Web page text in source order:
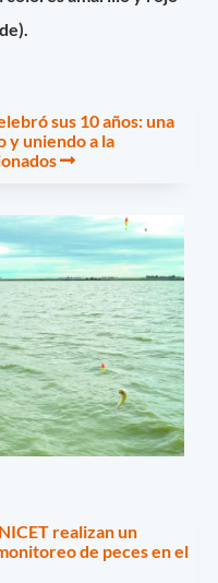
sus 10 años: una
y uniendo a la
realizan un
de peces en el